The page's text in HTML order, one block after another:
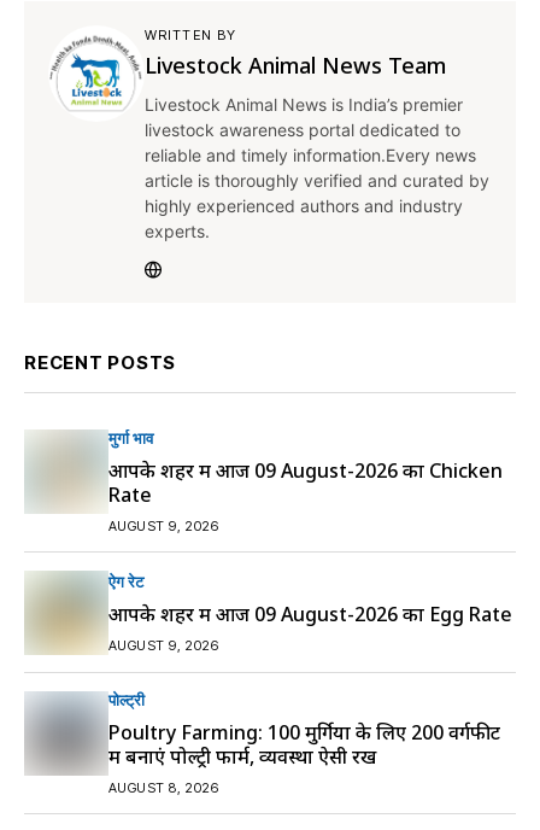
WRITTEN BY
Livestock Animal News Team
Livestock Animal News is India’s premier
livestock awareness portal dedicated to
reliable and timely information.Every news
article is thoroughly verified and curated by
highly experienced authors and industry
experts.
RECENT POSTS
मुर्गा भाव
आपके शहर में आज 09 August-2026 का Chicken
Rate
AUGUST 9, 2026
ऐग रेट
आपके शहर में आज 09 August-2026 का Egg Rate
AUGUST 9, 2026
पोल्ट्री
Poultry Farming: 100 मुर्गियों के लिए 200 वर्गफीट
में बनाएं पोल्ट्री फार्म, व्यवस्था ऐसी रखें
AUGUST 8, 2026